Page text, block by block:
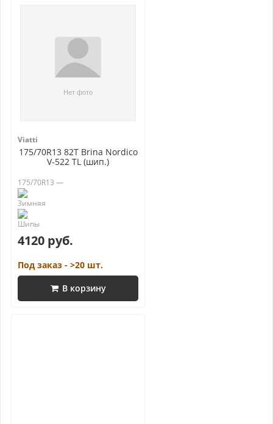
Viatti
175/70R13 82T Brina Nordico
V-522 TL (шип.)
175/70R13 —
4120 руб.
Под заказ - >20 шт.
В корзину